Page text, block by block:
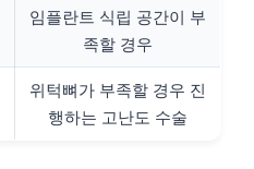
임플란트 식립 공간이 부
족할 경우
위턱뼈가 부족할 경우 진
행하는 고난도 수술